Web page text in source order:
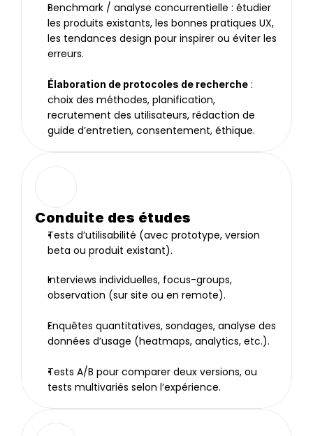
Benchmark / analyse concurrentielle : étudier
les produits existants, les bonnes pratiques UX,
les tendances design pour inspirer ou éviter les
erreurs.
Élaboration de protocoles de recherche :
choix des méthodes, planification,
recrutement des utilisateurs, rédaction de
guide d’entretien, consentement, éthique.
Conduite des études
Tests d’utilisabilité (avec prototype, version
beta ou produit existant).
Interviews individuelles, focus-groups,
observation (sur site ou en remote).
Enquêtes quantitatives, sondages, analyse des
données d’usage (heatmaps, analytics, etc.).
Tests A/B pour comparer deux versions, ou
tests multivariés selon l’expérience.